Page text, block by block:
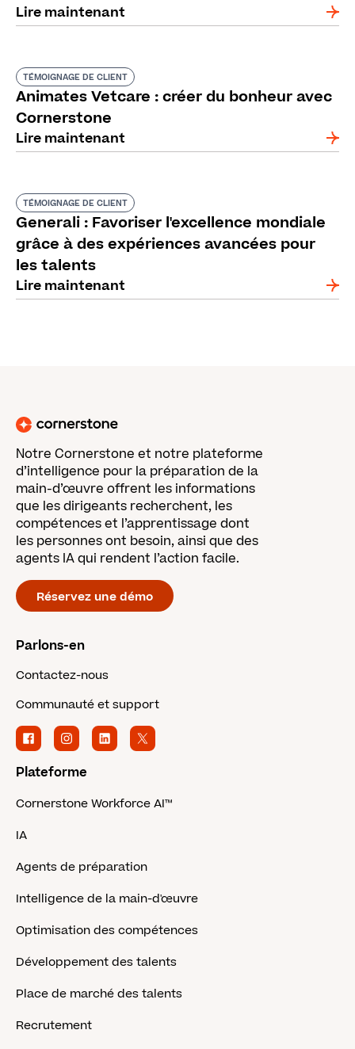
Lire maintenant
TÉMOIGNAGE DE CLIENT
Animates Vetcare : créer du bonheur avec
Cornerstone
Lire maintenant
TÉMOIGNAGE DE CLIENT
Generali : Favoriser l'excellence mondiale
grâce à des expériences avancées pour
les talents
Lire maintenant
Notre Cornerstone et notre plateforme
d’intelligence pour la préparation de la
main-d’œuvre offrent les informations
que les dirigeants recherchent, les
compétences et l’apprentissage dont
les personnes ont besoin, ainsi que des
agents IA qui rendent l’action facile.
Réservez une démo
Parlons-en
Contactez-nous
Communauté et support
Plateforme
Cornerstone Workforce AI™
IA
Agents de préparation
Intelligence de la main-d'œuvre
Optimisation des compétences
Développement des talents
Place de marché des talents
Recrutement